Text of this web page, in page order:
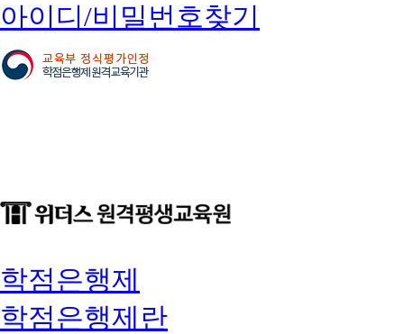
아이디/비밀번호찾기
학점은행제
학점은행제란